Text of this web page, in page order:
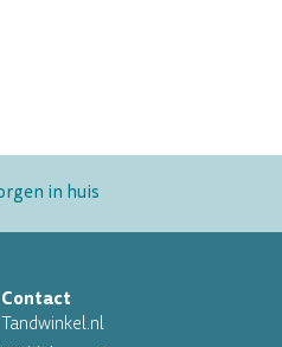
in huis
Contact
Tandwinkel.nl